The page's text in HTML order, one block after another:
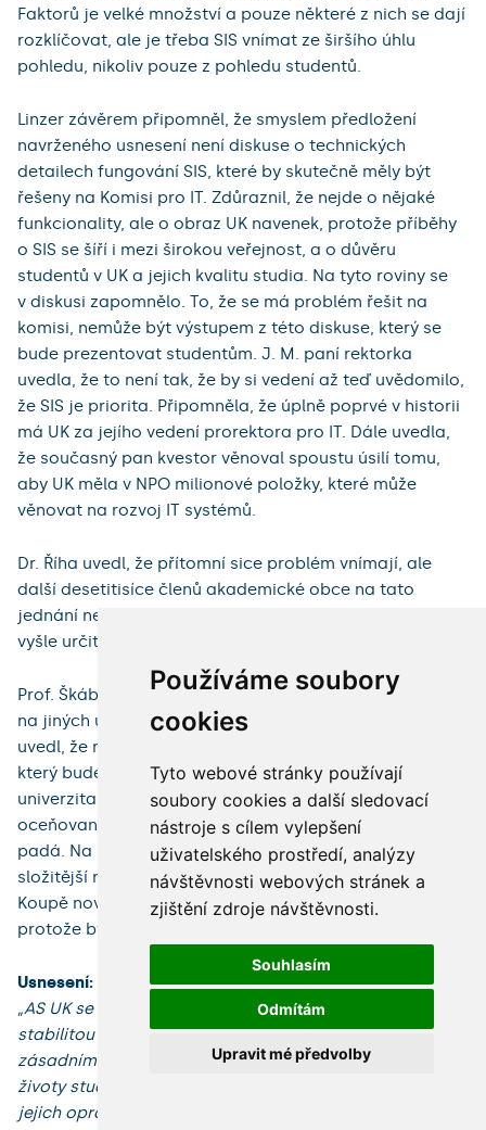
Používáme soubory
cookies
Tyto webové stránky používají
soubory cookies a další sledovací
nástroje s cílem vylepšení
uživatelského prostředí, analýzy
návštěvnosti webových stránek a
zjištění zdroje návštěvnosti.
Souhlasím
Odmítám
Upravit mé předvolby
Faktorů je velké množství a pouze některé z nich se dají
rozklíčovat, ale je třeba SIS vnímat ze širšího úhlu
pohledu, nikoliv pouze z pohledu studentů.
Linzer závěrem připomněl, že smyslem předložení
navrženého usnesení není diskuse o technických
detailech fungování SIS, které by skutečně měly být
řešeny na Komisi pro IT. Zdůraznil, že nejde o nějaké
funkcionality, ale o obraz UK navenek, protože příběhy
o SIS se šíří i mezi širokou veřejnost, a o důvěru
studentů v UK a jejich kvalitu studia. Na tyto roviny se
v diskusi zapomnělo. To, že se má problém řešit na
komisi, nemůže být výstupem z této diskuse, který se
bude prezentovat studentům. J. M. paní rektorka
uvedla, že to není tak, že by si vedení až teď uvědomilo,
že SIS je priorita. Připomněla, že úplně poprvé v historii
má UK za jejího vedení prorektora pro IT. Dále uvedla,
že současný pan kvestor věnoval spoustu úsilí tomu,
aby UK měla v NPO milionové položky, které může
věnovat na rozvoj IT systémů.
Dr. Říha uvedl, že přítomní sice problém vnímají, ale
další desetitisíce členů akademické obce na tato
jednání nechodí. Proto navržené usnesení, které jim
vyšle určitý signál, vnímá kladně.
Prof. Škába se dotázal, jak je to s funkčností systémů
na jiných univerzitách v ČR a v Evropě. Prof. Skopal
uvedl, že má ambici dostat SIS do pozice systému,
který bude příkladem všem ostatním. S jinými
univerzitami se nejde moc srovnávat. MUNI má
oceňovaný informační systém, který ale také občas
padá. Na UK je specifická autonomie fakult a SIS je
složitější než všechny ostatní srovnatelné systémy.
Koupě nového funkčního systému by situaci nevyřešila,
protože by nepodporoval procesy fakult.
Usnesení:
„AS UK se znepokojením sleduje nárůst problémů se
stabilitou zápisů ve Studijním informačním systému, jež
zásadním způsobem ovlivňují studijní podmínky a
životy studujících na všech fakultách UK a zasahují do
jejich oprávněných zájmů.